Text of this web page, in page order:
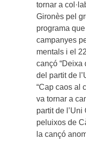
tornar a
Gironès pel
programa
campanyes
mentals i el
cançó “Deixa
del partit de
“Cap caos al
va tornar a
partit de
peluixos de
la cançó